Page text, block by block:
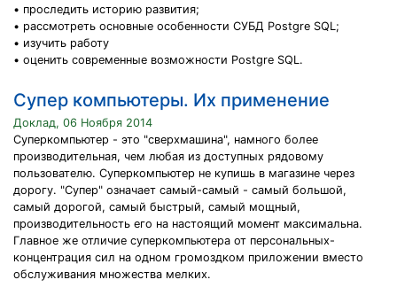
• проследить историю развития;
• рассмотреть основные особенности СУБД Postgre SQL;
• изучить работу
• оценить современные возможности Postgre SQL.
Супер компьютеры. Их применение
Доклад, 06 Ноября 2014
Суперкомпьютер - это "сверхмашина", намного более
производительная, чем любая из доступных рядовому
пользователю. Суперкомпьютер не купишь в магазине через
дорогу. "Супер" означает самый-самый - самый большой,
самый дорогой, самый быстрый, самый мощный,
производительность его на настоящий момент максимальна.
Главное же отличие суперкомпьютера от персональных-
концентрация сил на одном громоздком приложении вместо
обслуживания множества мелких.